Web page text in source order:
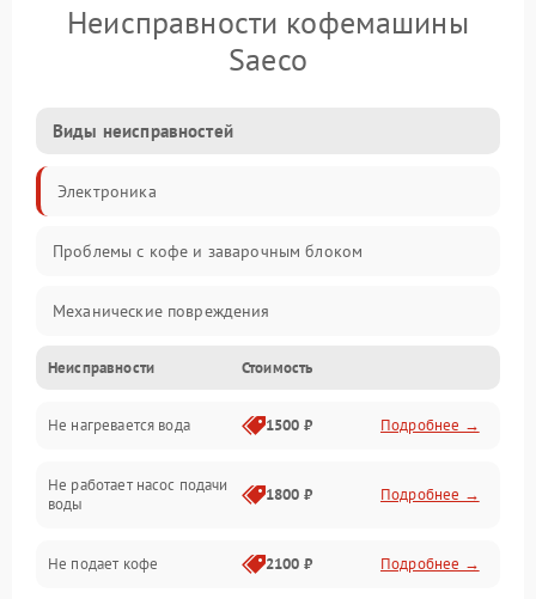
Неисправности кофемашины
Saeco
Виды неисправностей
Электроника
Проблемы с кофе и заварочным блоком
Механические повреждения
Прочие неисправности
Включение и работа
Проблемы с водой
Неисправности Стоимость
Не нагревается вода 1500 ₽ Подробнее →
Не работает насос подачи
воды
1800 ₽ Подробнее →
Не подает кофе 2100 ₽ Подробнее →